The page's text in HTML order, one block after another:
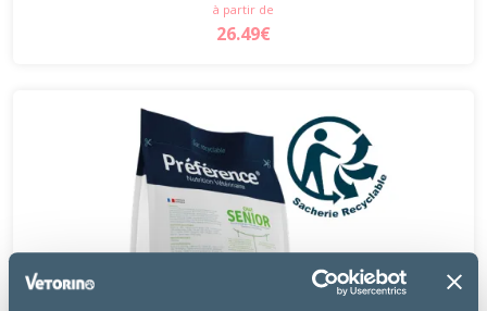
à partir de
26.49€